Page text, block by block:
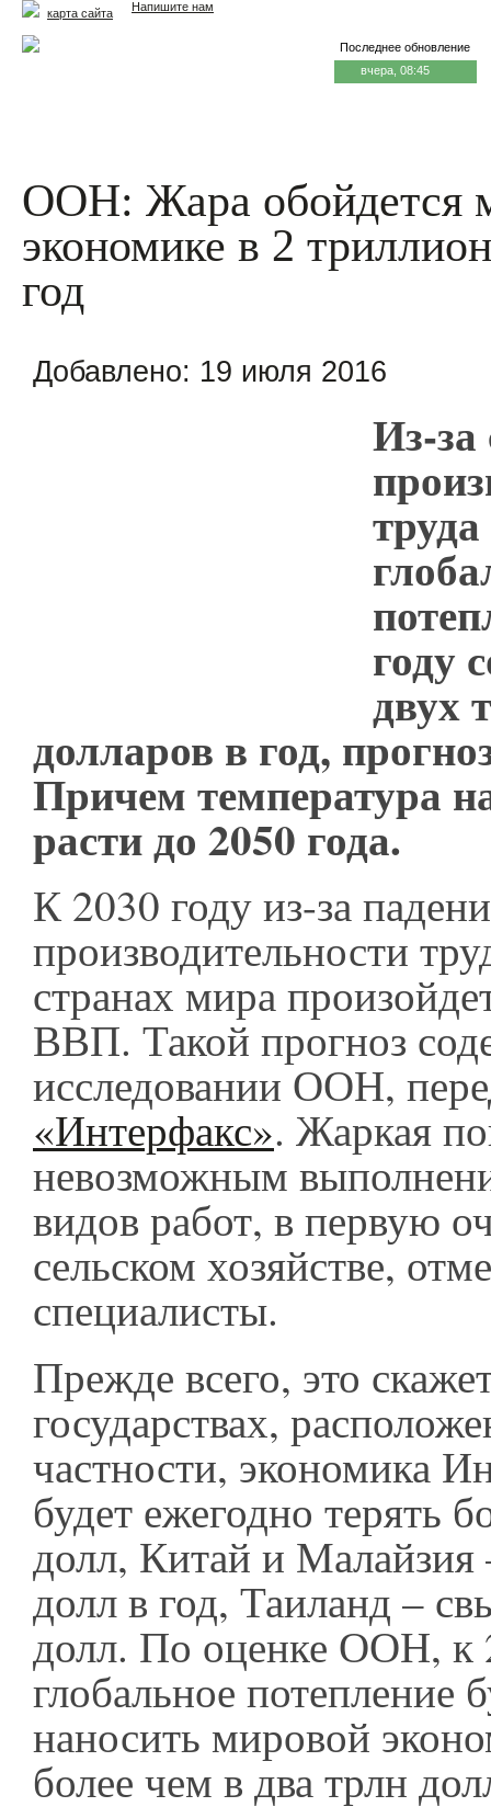
Напишите нам
карта сайта
Последнее обновление
вчера, 08:45
ООН: Жара обойдется
экономике в 2
год
Добавлено: 19 июля 2016
Из-
году
двух
долларов в год,
Причем температура
расти до 2050 года.
К 2030 году из-за
производительности
странах мира
ВВП. Такой прогноз
исследовании ООН,
«Интерфакс». Жаркая
невозможным
видов работ, в первую
сельском хозяйстве,
специалисты.
Прежде всего, это
государствах,
частности, экономика
будет ежегодно терять
долл, Китай и
долл в год, Таиланд –
долл. По оценке ООН, к
глобальное потепление
наносить мировой
более чем в два трлн